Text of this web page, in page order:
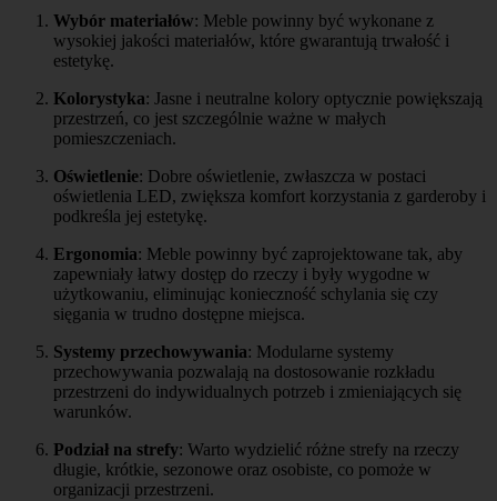
Wybór materiałów: Meble powinny być wykonane z
wysokiej jakości materiałów, które gwarantują trwałość i
estetykę.
Kolorystyka: Jasne i neutralne kolory optycznie powiększają
przestrzeń, co jest szczególnie ważne w małych
pomieszczeniach.
Oświetlenie: Dobre oświetlenie, zwłaszcza w postaci
oświetlenia LED, zwiększa komfort korzystania z garderoby i
podkreśla jej estetykę.
Ergonomia: Meble powinny być zaprojektowane tak, aby
zapewniały łatwy dostęp do rzeczy i były wygodne w
użytkowaniu, eliminując konieczność schylania się czy
sięgania w trudno dostępne miejsca.
Systemy przechowywania: Modularne systemy
przechowywania pozwalają na dostosowanie rozkładu
przestrzeni do indywidualnych potrzeb i zmieniających się
warunków.
Podział na strefy: Warto wydzielić różne strefy na rzeczy
długie, krótkie, sezonowe oraz osobiste, co pomoże w
organizacji przestrzeni.